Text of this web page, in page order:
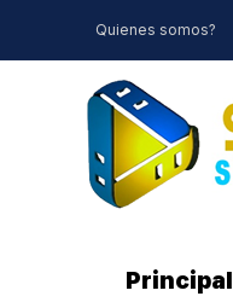
Quienes somos?
Principal